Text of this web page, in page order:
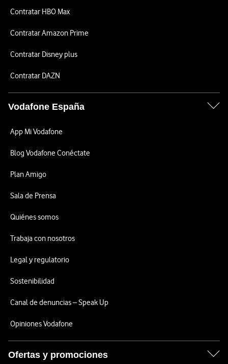
Contratar HBO Max
Contratar Amazon Prime
Contratar Disney plus
Contratar DAZN
Vodafone España
App Mi Vodafone
Blog Vodafone Conéctate
Plan Amigo
Sala de Prensa
Quiénes somos
Trabaja con nosotros
Legal y regulatorio
Sostenibilidad
Canal de denuncias – Speak Up
Opiniones Vodafone
Ofertas y promociones